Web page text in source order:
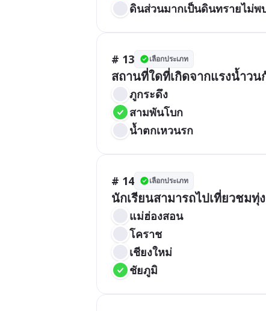
ดินส่วนมากเป็นดินทรายไม่พ
# 13 เลือกประเภท
สถานที่ใดที่เกิดจากแรงน้ำว
ภูกระดึง
สามพันโบก
น้ำตกเหวนรก
# 14 เลือกประเภท
นักเรียนสามารถไปเที่ยวชมทุ่
แม่ฮ่องสอน
โคราช
เชียงใหม่
ชัยภูมิ